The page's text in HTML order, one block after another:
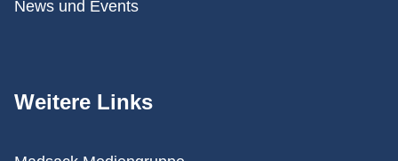
News und Events
Weitere Links